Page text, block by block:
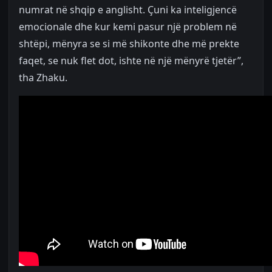
numrat në shqip e anglisht. Çuni ka inteligjencë
emocionale dhe kur kemi pasur një problem në
shtëpi, mënyra se si më shikonte dhe më prekte
faqet, se nuk flet dot, ishte në një mënyrë tjetër”,
tha Zhaku.